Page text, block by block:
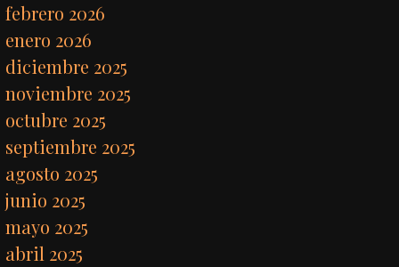
febrero 2026
enero 2026
diciembre 2025
noviembre 2025
octubre 2025
septiembre 2025
agosto 2025
junio 2025
mayo 2025
abril 2025